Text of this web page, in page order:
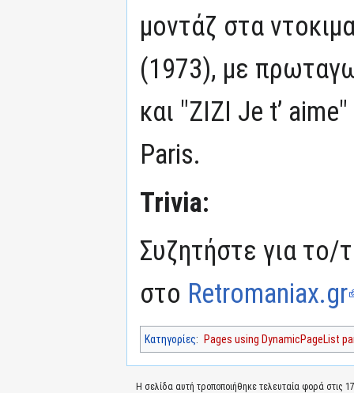
μοντάζ στα
(1973), με
και "ZΙΖΙ Je t’
Paris.
Trivia:
Συζητήστε για το/
στο Retromaniax.gr
Κατηγορίες: Pages using DynamicPageList
Η σελίδα αυτή τροποποιήθηκε τελευταία φορά στις